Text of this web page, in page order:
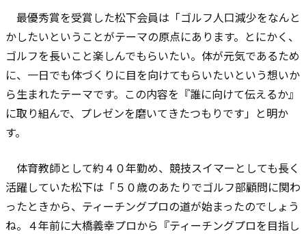
最優秀賞を受賞した松下会員は「ゴルフ人口減少をなんと
かしたいということがテーマの原点にあります。とにかく、
ゴルフを長いこと楽しんでもらいたい。体が元気であるため
に、一日でも体づくりに目を向けてもらいたいという想いか
ら生まれたテーマです。この内容を『誰に向けて伝えるか』
に取り組んで、プレゼンを磨いてきたつもりです」と明か
す。
体育教師として約４０年勤め、競技スイマーとしても長く
活躍していた松下は「５０歳のあたりでゴルフ部顧問に関わ
ったときから、ティーチングプロの道が始まったのでしょう
ね。４年前に大橋義幸プロから『ティーチングプロを目指し